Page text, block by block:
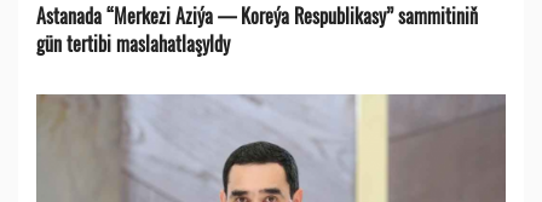
Astanada “Merkezi Aziýa — Koreýa Respublikasy” sammitiniň
gün tertibi maslahatlaşyldy